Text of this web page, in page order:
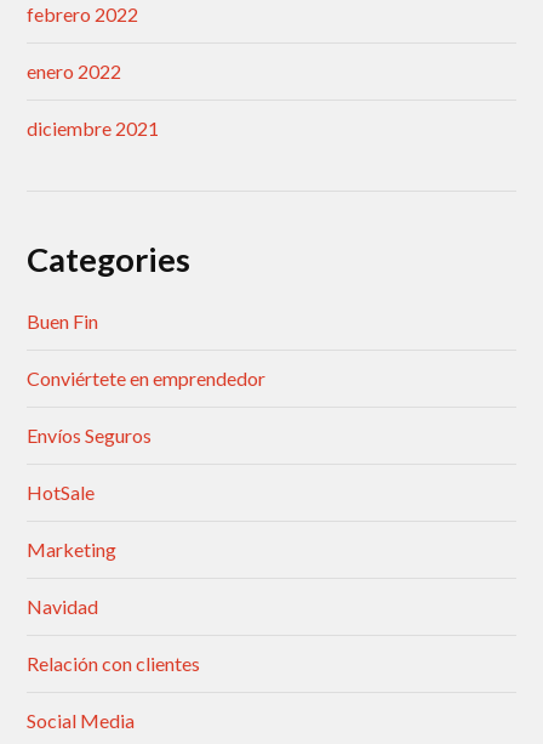
febrero 2022
enero 2022
diciembre 2021
Categories
Buen Fin
Conviértete en emprendedor
Envíos Seguros
HotSale
Marketing
Navidad
Relación con clientes
Social Media